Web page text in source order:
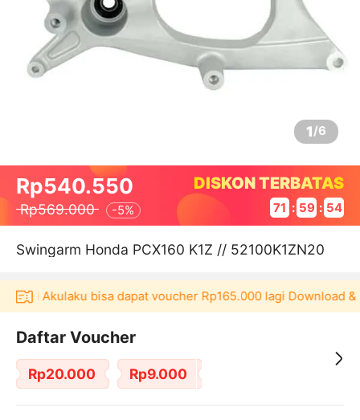
1/6
Rp540.550
Rp569.000 -5%
DISKON TERBATAS
71 : 59 : 54
Swingarm Honda PCX160 K1Z // 52100K1ZN20
Akulaku bisa dapat voucher Rp165.000 lagi Download &
Daftar Voucher
Rp20.000 Rp9.000